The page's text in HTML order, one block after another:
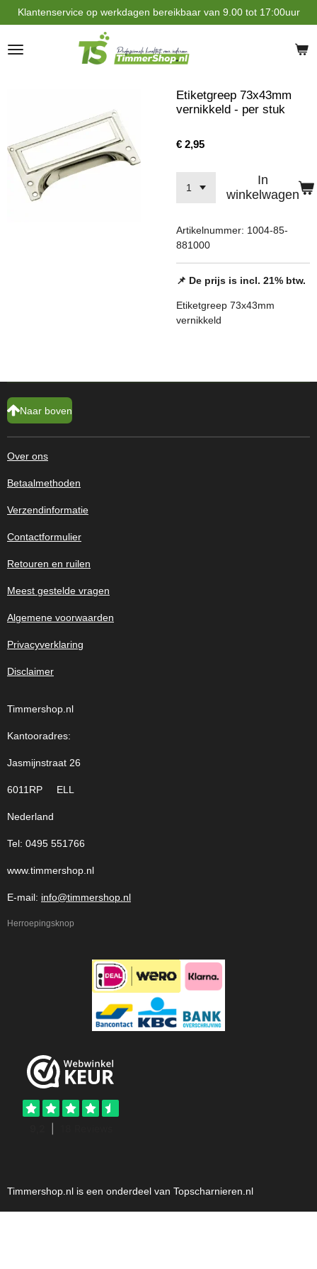
Ga
direct
naar
de
Klantenservice op werkdagen bereikbaar van 9.00 tot 17:00uur
Etiketgreep 73x43mm
vernikkeld - per stuk
€ 2,95
In
winkelwagen
Artikelnummer: 1004-85-
881000
📌 De prijs is incl. 21% btw.
Etiketgreep 73x43mm
vernikkeld
Naar boven
Over ons
Betaalmethoden
Verzendinformatie
Contactformulier
Retouren en ruilen
Meest gestelde vragen
Algemene voorwaarden
Privacyverklaring
Disclaimer
Timmershop.nl
Kantooradres:
Jasmijnstraat 26
6011RP ELL
Nederland
Tel: 0495 551766
www.timmershop.nl
E-mail: info@timmershop.nl
Herroepingsknop
Timmershop.nl is een onderdeel van Topscharnieren.nl